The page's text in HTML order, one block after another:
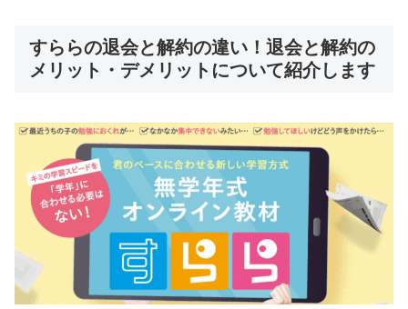
すららの退会と解約の違い！退会と解約の
メリット・デメリットについて紹介します